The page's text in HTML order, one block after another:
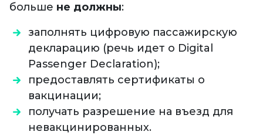
больше не должны:
заполнять цифровую пассажирскую
декларацию (речь идет о Digital
Passenger Declaration);
предоставлять сертификаты о
вакцинации;
получать разрешение на въезд для
невакцинированных.